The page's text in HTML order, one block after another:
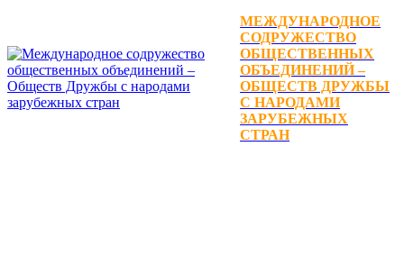
МЕЖДУНАРОДНОЕ
СОДРУЖЕСТВО
ОБЩЕСТВЕННЫХ
ОБЪЕДИНЕНИЙ –
ОБЩЕСТВ ДРУЖБЫ
С НАРОДАМИ
ЗАРУБЕЖНЫХ
СТРАН